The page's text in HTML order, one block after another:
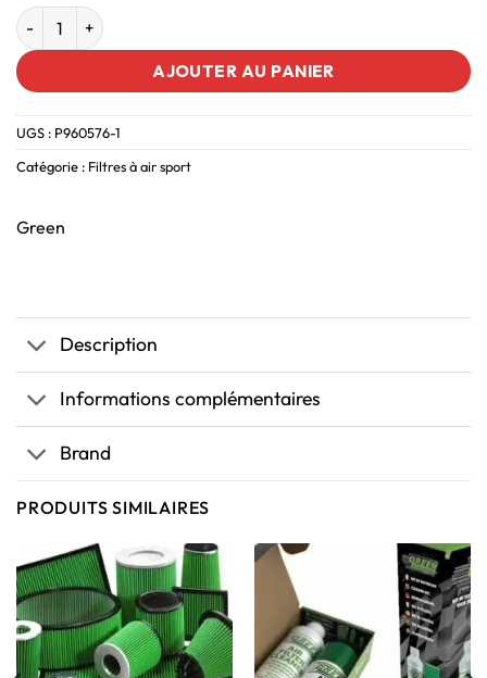
AJOUTER AU PANIER
UGS : P960576-1
Catégorie : Filtres à air sport
Green
Description
Informations complémentaires
Brand
PRODUITS SIMILAIRES